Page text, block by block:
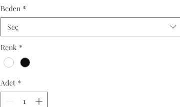
Beden *
Seç
Renk *
Adet *